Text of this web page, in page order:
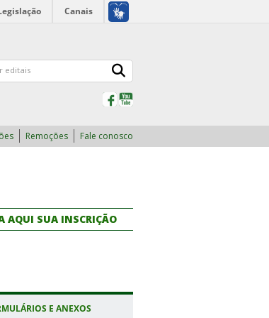
Canais
Facebook
Remoções Fale conosco
AQUI SUA INSCRIÇÃO
E ANEXOS